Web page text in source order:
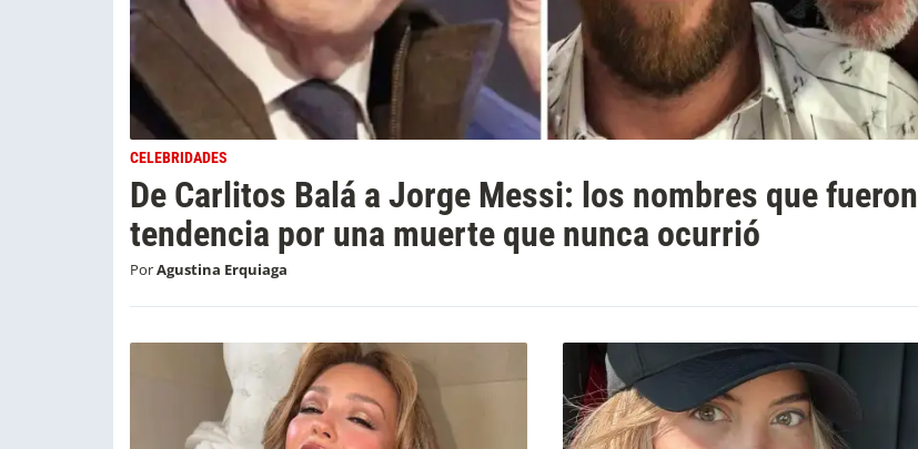
CELEBRIDADES
De Carlitos Balá a Jorge Messi: los nombres que fueron
tendencia por una muerte que nunca ocurrió
PorAgustina Erquiaga